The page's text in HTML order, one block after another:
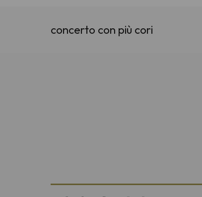
concerto con più cori